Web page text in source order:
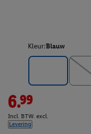
Kleur:Blauw
6.99
Incl. BTW. excl.
Levering